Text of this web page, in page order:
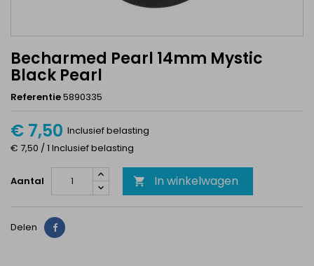
Becharmed Pearl 14mm Mystic
Black Pearl
Referentie5890335
€ 7,50 Inclusief belasting
€ 7,50 / 1 Inclusief belasting
Aantal  In winkelwagen
Delen Delen